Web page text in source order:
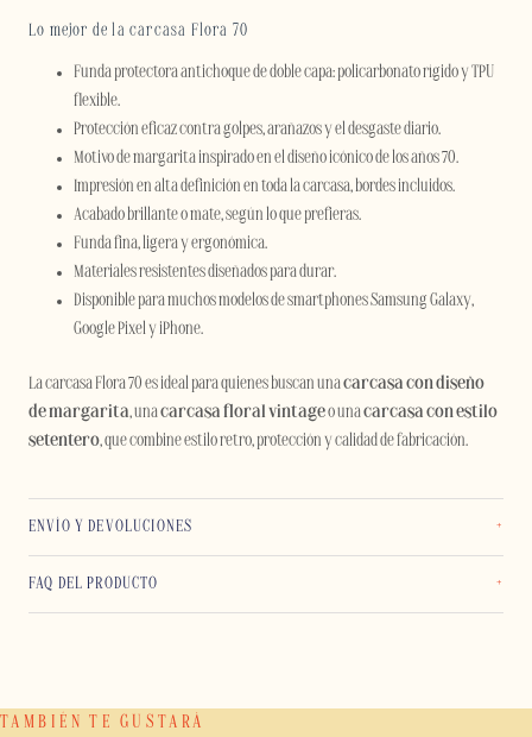
Lo mejor de la carcasa Flora 70
Funda protectora antichoque de doble capa: policarbonato rígido y TPU
flexible.
Protección eficaz contra golpes, arañazos y el desgaste diario.
Motivo de margarita inspirado en el diseño icónico de los años 70.
Impresión en alta definición en toda la carcasa, bordes incluidos.
Acabado brillante o mate, según lo que prefieras.
Funda fina, ligera y ergonómica.
Materiales resistentes diseñados para durar.
Disponible para muchos modelos de smartphones Samsung Galaxy,
Google Pixel y iPhone.
La carcasa Flora 70 es ideal para quienes buscan unacarcasa con diseño
de margarita, unacarcasa floral vintageo unacarcasa con estilo
setentero, que combine estilo retro, protección y calidad de fabricación.
ENVÍO Y DEVOLUCIONES
FAQ DEL PRODUCTO
TAMBIÉN TE GUSTARÁ